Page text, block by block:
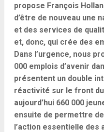
propose François
d’être de nouveau une
et des services de
et, donc, qui crée des
Dans l’urgence, nous
000 emplois d’avenir
présentent un double
réactivité sur le front
aujourd’hui 660 000
ensuite de permettre
l’action essentielle des